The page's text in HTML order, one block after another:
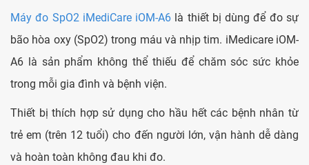
Máy đo SpO2 iMediCare iOM-A6 là thiết bị dùng để đo sự
bão hòa oxy (SpO2) trong máu và nhịp tim. iMedicare iOM-
A6 là sản phẩm không thể thiếu để chăm sóc sức khỏe
trong mỗi gia đình và bệnh viện.
Thiết bị thích hợp sử dụng cho hầu hết các bệnh nhân từ
trẻ em (trên 12 tuổi) cho đến người lớn, vận hành dễ dàng
và hoàn toàn không đau khi đo.